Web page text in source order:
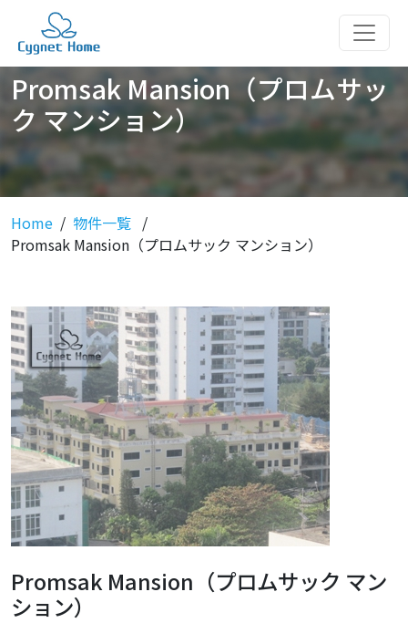
Promsak Mansion（プロムサッ
ク マンション）
Home
物件一覧
Promsak Mansion（プロムサック マンション）
Promsak Mansion（プロムサック マン
ション）